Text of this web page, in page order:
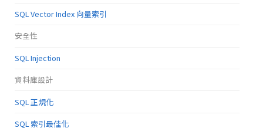
SQL Vector Index 向量索引
安全性
SQL Injection
資料庫設計
SQL 正規化
SQL 索引最佳化